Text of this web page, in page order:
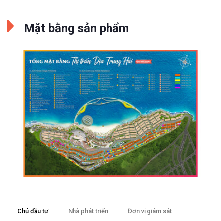
Mặt bằng sản phẩm
Chủ đầu tư Nhà phát triển Đơn vị giám sát